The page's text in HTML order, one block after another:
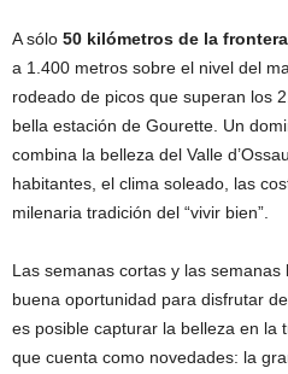
A sólo 50 kilómetros de la
a 1.400 metros sobre el nivel del
rodeado de picos que superan los
bella estación de Gourette. Un
combina la belleza del Valle
habitantes, el clima soleado, las
milenaria tradición del “vivir bien”.
Las semanas cortas y las
buena oportunidad para disfrutar
es posible capturar la belleza en la
que cuenta como novedades: la